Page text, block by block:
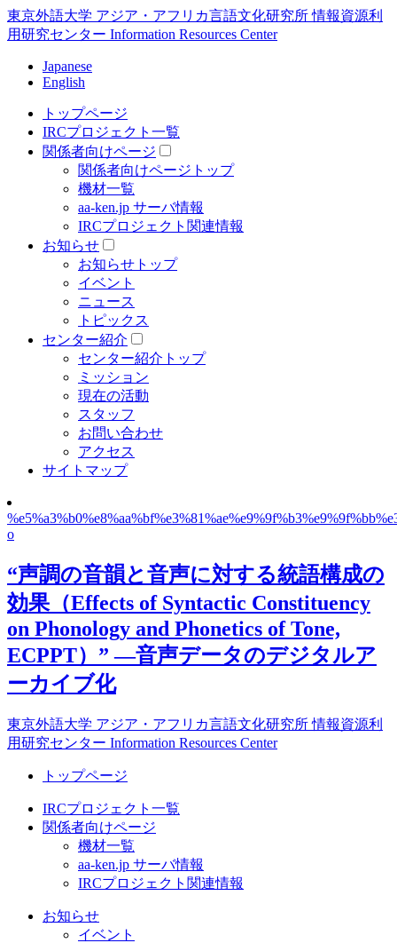
東京外語大学 アジア・アフリカ言語文化研究所 情報資源利
用研究センター Information Resources Center
Japanese
English
トップページ
IRCプロジェクト一覧
関係者向けページ
関係者向けページトップ
機材一覧
aa-ken.jp サーバ情報
IRCプロジェクト関連情報
お知らせ
お知らせトップ
イベント
ニュース
トピックス
センター紹介
センター紹介トップ
ミッション
現在の活動
スタッフ
お問い合わせ
アクセス
サイトマップ
o
“声調の音韻と音声に対する統語構成の
効果（Effects of Syntactic Constituency
on Phonology and Phonetics of Tone,
ECPPT）” ―音声データのデジタルア
ーカイブ化
東京外語大学 アジア・アフリカ言語文化研究所 情報資源利
用研究センター Information Resources Center
トップページ
IRCプロジェクト一覧
関係者向けページ
機材一覧
aa-ken.jp サーバ情報
IRCプロジェクト関連情報
お知らせ
イベント